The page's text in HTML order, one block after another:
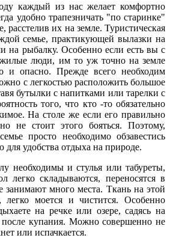
каждый из нас желает комфортно
удобно трапезничать "по старинке"
расстелив их на земле. Туристическая
семье, практикующей вылазки на
на рыбалку. Особенно если есть вы с
люди, им то уж точно на земле
и опасно. Прежде всего необходим
с легкостью расположить большое
бутылки с напитками или тарелки с
того, что кто -то обязательно
На столе же если его правильно
не стоит этого бояться. Поэтому,
просто необходимо обзавестись
для удобства отдыха на природе.
необходимы и стулья или табуреты,
легко складываются, переносятся в
много места. Ткань на этой
легко моется и чистится. Особенно
на речке или озере, садясь на
купания. Можно совершенно не
или испачкается.